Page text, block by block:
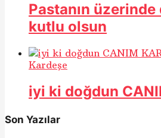
Pastanın
kutlu olsun
Kardeşe
iyi ki doğdun
Son Yazılar